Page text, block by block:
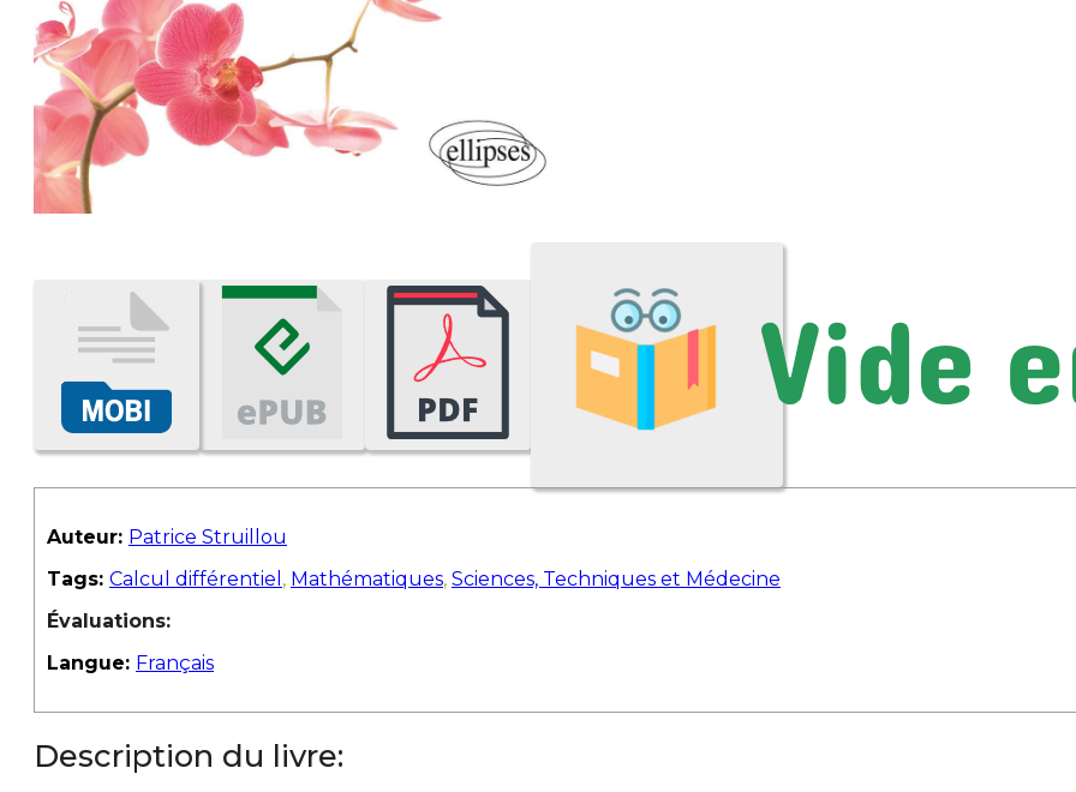
Auteur: Patrice Struillou
Tags: Calcul différentiel , Mathématiques, Sciences, Techniques et Médecine
Évaluations:
Langue: Français
Description du livre: